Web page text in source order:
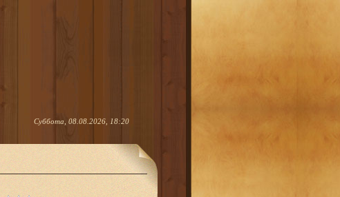
Суббота, 08.08.2026, 18:20